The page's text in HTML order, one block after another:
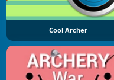
Cool Archer